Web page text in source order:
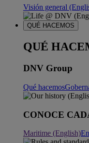
Visión general
QUÉ HACEMOS
QUÉ
DNV Group
Qué hacemos
CONOCE
Maritime (English)